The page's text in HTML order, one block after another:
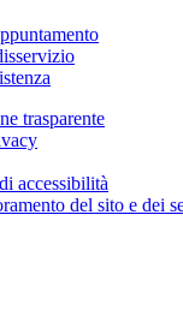
trasparente
accessibilità
del sito e dei